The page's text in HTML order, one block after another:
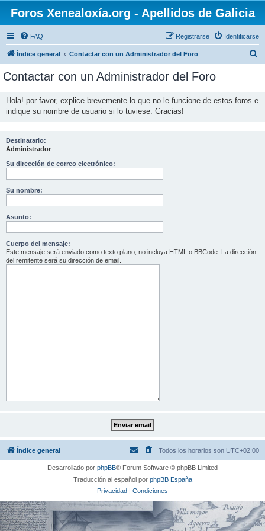
Foros Xenealoxía.org - Apellidos de Galicia
FAQ Identificarse
Registrarse
Índice general Contactar con un Administrador del Foro
Contactar con un Administrador del Foro
Hola! por favor, explice brevemente lo que no le funcione de estos foros e
indique su nombre de usuario si lo tuviese. Gracias!
Destinatario:
Administrador
Su dirección de correo electrónico:
Su nombre:
Asunto:
Cuerpo del mensaje:
Este mensaje será enviado como texto plano, no incluya HTML o BBCode. La dirección
del remitente será su dirección de email.
Índice general Todos los horarios son UTC+02:00
Desarrollado por phpBB® Forum Software © phpBB Limited
Traducción al español por phpBB España
Privacidad | Condiciones